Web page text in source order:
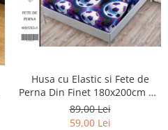
Husa cu Elastic si Fete de
Perna Din Finet 180x200cm 5D
- Mingi De Fotbal In Galaxie
89,00 Lei
59,00 Lei